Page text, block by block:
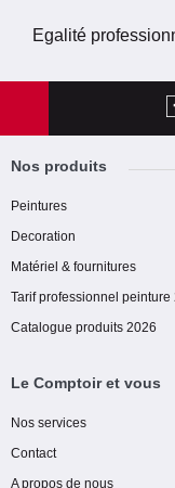
Egalité
Nos produits
Peintures
Decoration
Matériel & fournitures
Tarif professionnel peinture
Catalogue produits 2026
Le Comptoir et vous
Nos services
Contact
A propos de nous